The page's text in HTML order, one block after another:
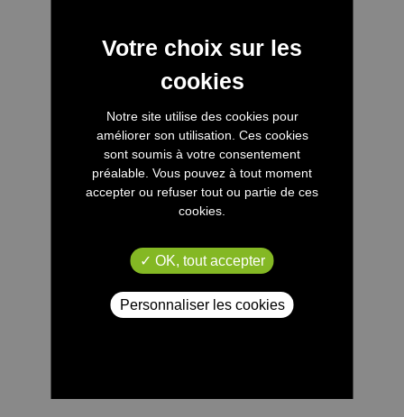
Notre site utilise des cookies pour
améliorer son utilisation. Ces cookies
sont soumis à votre consentement
préalable. Vous pouvez à tout moment
accepter ou refuser tout ou partie de ces
cookies.
OK, tout accepter
Personnaliser les cookies